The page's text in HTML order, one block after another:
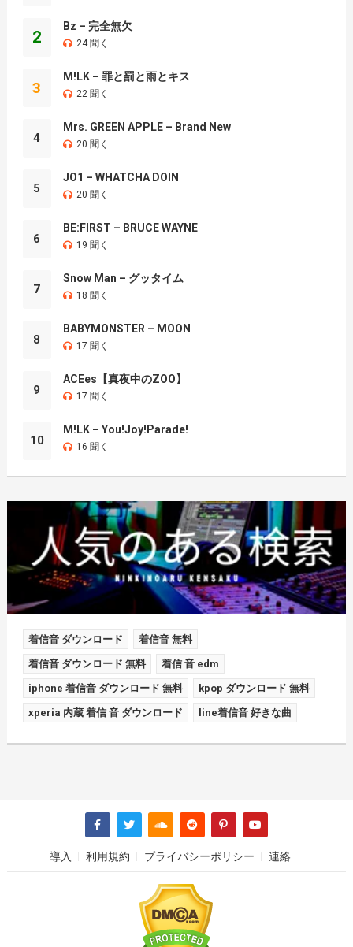
2
Bz – 完全無欠
24 聞く
3
M!LK – 罪と罰と雨とキス
22 聞く
4
Mrs. GREEN APPLE – Brand New
20 聞く
5
JO1 – WHATCHA DOIN
20 聞く
6
BE:FIRST – BRUCE WAYNE
19 聞く
7
Snow Man – グッタイム
18 聞く
8
BABYMONSTER – MOON
17 聞く
9
ACEes【真夜中のZOO】
17 聞く
10
M!LK – You!Joy!Parade!
16 聞く
着信音 ダウンロード 着信音 無料
着信音 ダウンロード 無料 着信 音 edm
iphone 着信音 ダウンロード 無料 kpop ダウンロード 無料
xperia 内蔵 着信 音 ダウンロード line着信音 好きな曲
導入 利用規約 プライバシーポリシー 連絡